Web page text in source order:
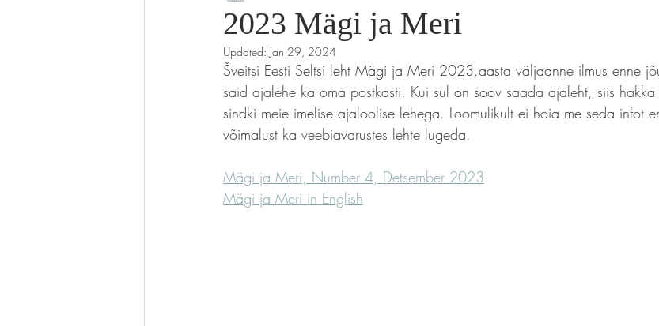
2023 Mägi ja Meri
Updated: Jan 29, 2024
Šveitsi Eesti Seltsi leht Mägi ja Meri 2023.aasta väljaanne ilmus enne
said ajalehe ka oma postkasti. Kui sul on soov saada ajaleht, siis hakka
sindki meie imelise ajaloolise lehega. Loomulikult ei hoia me seda infot
võimalust ka veebiavarustes lehte lugeda.
Mägi ja Meri, Number 4, Detsember 2023
Mägi ja Meri in English